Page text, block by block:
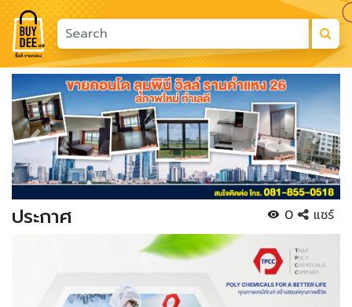
Previous Next
ประกาศ 0 แชร์